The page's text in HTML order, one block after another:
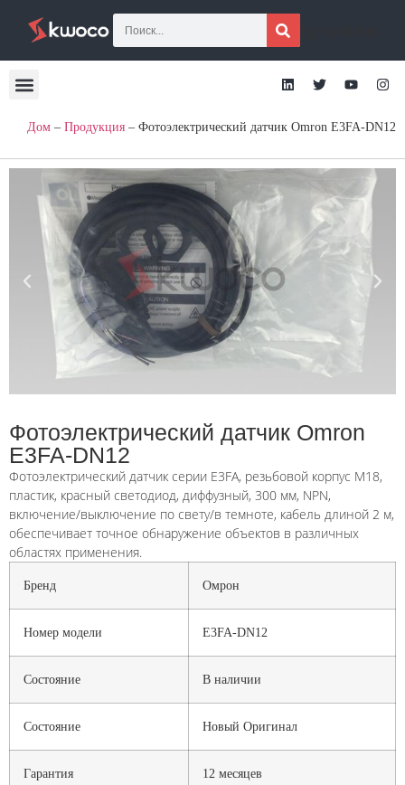
Дом – Продукция – Фотоэлектрический датчик Omron E3FA-DN12
Фотоэлектрический датчик Omron
E3FA-DN12
Фотоэлектрический датчик серии E3FA, резьбовой корпус M18,
пластик, красный светодиод, диффузный, 300 мм, NPN,
включение/выключение по свету/в темноте, кабель длиной 2 м,
обеспечивает точное обнаружение объектов в различных
областях применения.
Бренд Омрон
Номер модели E3FA-DN12
Состояние В наличии
Состояние Новый Оригинал
Гарантия 12 месяцев